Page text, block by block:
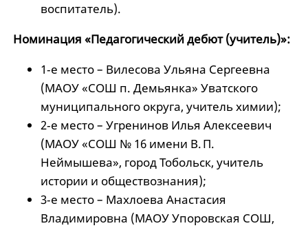
воспитатель).
Номинация «Педагогический дебют (учитель)»:
1‑е место – Вилесова Ульяна Сергеевна
(МАОУ «СОШ п. Демьянка» Уватского
муниципального округа, учитель химии);
2‑е место – Угренинов Илья Алексеевич
(МАОУ «СОШ № 16 имени В. П.
Неймышева», город Тобольск, учитель
истории и обществознания);
3‑е место – Махлоева Анастасия
Владимировна (МАОУ Упоровская СОШ,